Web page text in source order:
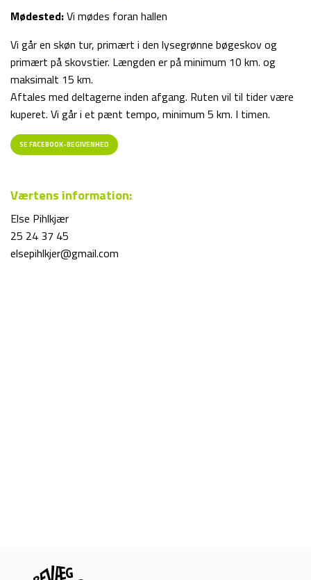
Mødested:Vi mødes foran hallen
Vi går en skøn tur, primært i den lysegrønne bøgeskov og
primært på skovstier. Længden er på minimum 10 km. og
maksimalt 15 km.
Aftales med deltagerne inden afgang. Ruten vil til tider være
kuperet. Vi går i et pænt tempo, minimum 5 km. I timen.
SE FACEBOOK-BEGIVENHED
Værtens information:
Else Pihlkjær
25 24 37 45
elsepihlkjer@gmail.com